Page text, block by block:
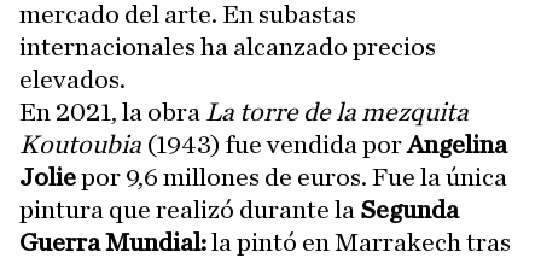
mercado del arte. En subastas
internacionales ha alcanzado precios
elevados.
En 2021, la obra La torre de la mezquita
Koutoubia (1943) fue vendida porAngelina
Joliepor 9,6 millones de euros. Fue la única
pintura que realizó durante la Segunda
Guerra Mundial:la pintó en Marrakech tras